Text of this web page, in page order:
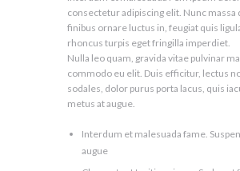
consectetur adipiscing elit. Nunc massa
finibus ornare luctus in, feugiat quis
rhoncus turpis eget fringilla imperdiet.
Nulla leo quam, gravida vitae pulvinar
commodo eu elit. Duis efficitur, lectus
sodales, dolor purus porta lacus, quis
metus at augue.
Interdum et malesuada fame.
augue